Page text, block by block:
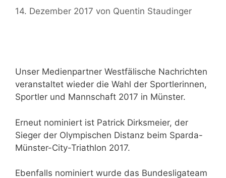
14. Dezember 2017 von Quentin Staudinger
Unser Medienpartner Westfälische Nachrichten
veranstaltet wieder die Wahl der Sportlerinnen,
Sportler und Mannschaft 2017 in Münster.
Erneut nominiert ist Patrick Dirksmeier, der
Sieger der Olympischen Distanz beim Sparda-
Münster-City-Triathlon 2017.
Ebenfalls nominiert wurde das Bundesligateam